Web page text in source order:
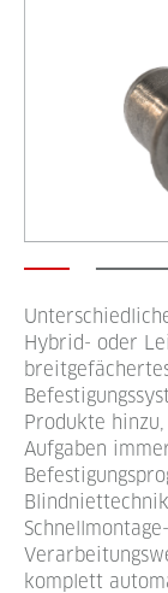
Hybrid- oder
Produkte
Aufgaben
komplett